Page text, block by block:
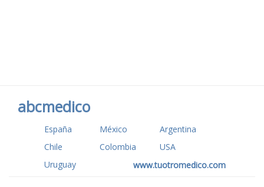
abcmedico
España México
Argentina
Chile
Colombia
USA
Uruguay
www.tuotromedico.com